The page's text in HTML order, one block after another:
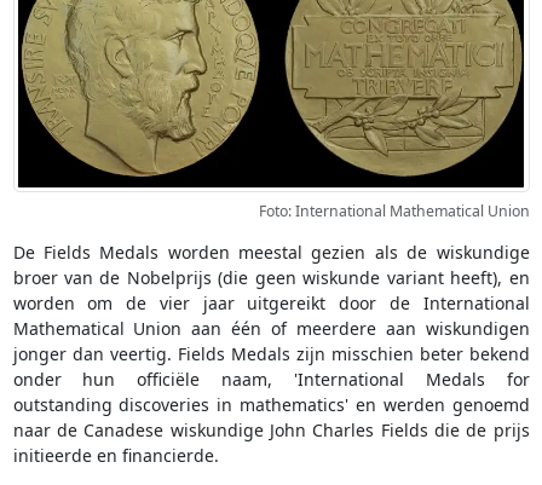
Foto: International Mathematical Union
De Fields Medals worden meestal gezien als de wiskundige
broer van de Nobelprijs (die geen wiskunde variant heeft), en
worden om de vier jaar uitgereikt door de International
Mathematical Union aan één of meerdere aan wiskundigen
jonger dan veertig. Fields Medals zijn misschien beter bekend
onder hun officiële naam, 'International Medals for
outstanding discoveries in mathematics' en werden genoemd
naar de Canadese wiskundige John Charles Fields die de prijs
initieerde en financierde.